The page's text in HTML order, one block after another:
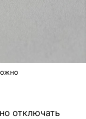
отключать